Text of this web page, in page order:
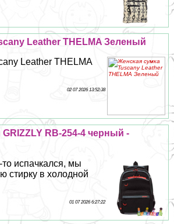
Leather THELMA Зеленый
Leather THELMA
02 07 2026 13:52:38
RB-254-4 черный -
испачкался, мы
стирку в холодной
01 07 2026 6:27:22